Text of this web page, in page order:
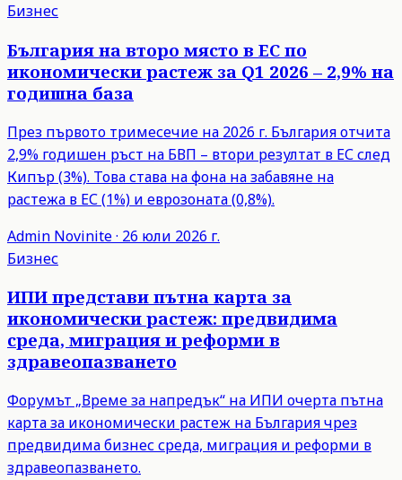
Бизнес
България на второ място в ЕС по
икономически растеж за Q1 2026 – 2,9% на
годишна база
През първото тримесечие на 2026 г. България отчита
2,9% годишен ръст на БВП – втори резултат в ЕС след
Кипър (3%). Това става на фона на забавяне на
растежа в ЕС (1%) и еврозоната (0,8%).
Admin Novinite· 26 юли 2026 г.
Бизнес
ИПИ представи пътна карта за
икономически растеж: предвидима
среда, миграция и реформи в
здравеопазването
Форумът „Време за напредък“ на ИПИ очерта пътна
карта за икономически растеж на България чрез
предвидима бизнес среда, миграция и реформи в
здравеопазването.